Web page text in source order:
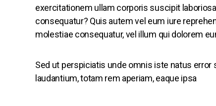
exercitationem ullam corporis suscipit
consequatur? Quis autem vel eum iure
molestiae consequatur, vel illum qui dolorem
Sed ut perspiciatis unde omnis iste natus
laudantium, totam rem aperiam, eaque ipsa